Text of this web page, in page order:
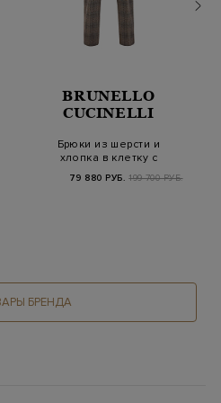
BRUNELLO
CUCINELLI
Брюки из шерсти и
хлопка в клетку с
79 880 РУБ. 199 700 РУБ.
БРЕНДА